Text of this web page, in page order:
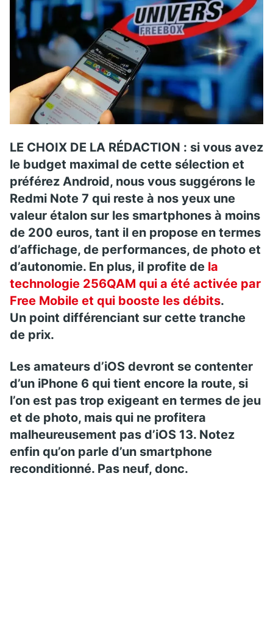
LE CHOIX DE LA RÉDACTION : si vous avez
le budget maximal de cette sélection et
préférez Android, nous vous suggérons le
Redmi Note 7 qui reste à nos yeux une
valeur étalon sur les smartphones à moins
de 200 euros, tant il en propose en termes
d’affichage, de performances, de photo et
d’autonomie. En plus, il profite de la
technologie 256QAM qui a été activée par
Free Mobile et qui booste les débits.
Un point différenciant sur cette tranche
de prix.
Les amateurs d’iOS devront se contenter
d’un iPhone 6 qui tient encore la route, si
l’on est pas trop exigeant en termes de jeu
et de photo, mais qui ne profitera
malheureusement pas d’iOS 13. Notez
enfin qu’on parle d’un smartphone
reconditionné. Pas neuf, donc.